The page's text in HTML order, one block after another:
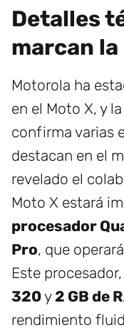
Detalles
marcan
Motorola ha
en el Moto X, y
confirma varias
destacan en el
revelado el
Moto X estará
procesador
Pro, que
Este
320y2 GB de
rendimiento